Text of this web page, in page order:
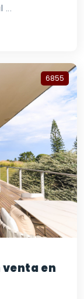
6855
en